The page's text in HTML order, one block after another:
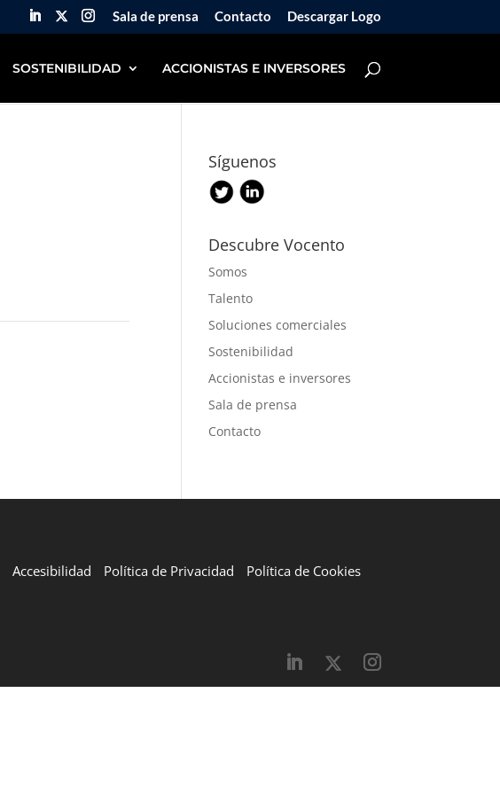
Sala de prensa Contacto Descargar Logo
SOSTENIBILIDAD ACCIONISTAS E INVERSORES
Síguenos
Descubre Vocento
Somos
Talento
Soluciones comerciales
Sostenibilidad
Accionistas e inversores
Sala de prensa
Contacto
Accesibilidad Política de Privacidad Política de Cookies